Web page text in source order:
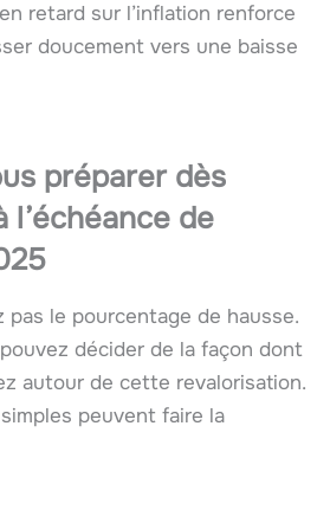
retard sur l’inflation renforce
doucement vers une baisse
préparer dès
l’échéance de
pas le pourcentage de hausse.
décider de la façon dont
autour de cette revalorisation.
peuvent faire la